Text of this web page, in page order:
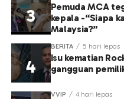
Pemuda MCA
kepala -“Siapa
Malaysia?”
BERITA 5 hari lepas
Isu kematian
gangguan
VVIP 4 hari lepas